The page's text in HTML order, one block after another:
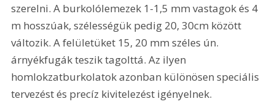
szerelni. A burkolólemezek 1-1,5 mm vastagok és 4
m hosszúak, szélességük pedig 20, 30cm között
változik. A felületüket 15, 20 mm széles ún.
árnyékfugák teszik tagolttá. Az ilyen
homlokzatburkolatok azonban különösen speciális
tervezést és precíz kivitelezést igényelnek.